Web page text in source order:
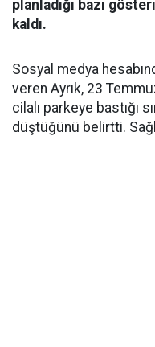
planladığı bazı
kaldı.
Sosyal medya
veren Ayrık, 23
cilalı parkeye bastığı
düştüğünü belirtti.